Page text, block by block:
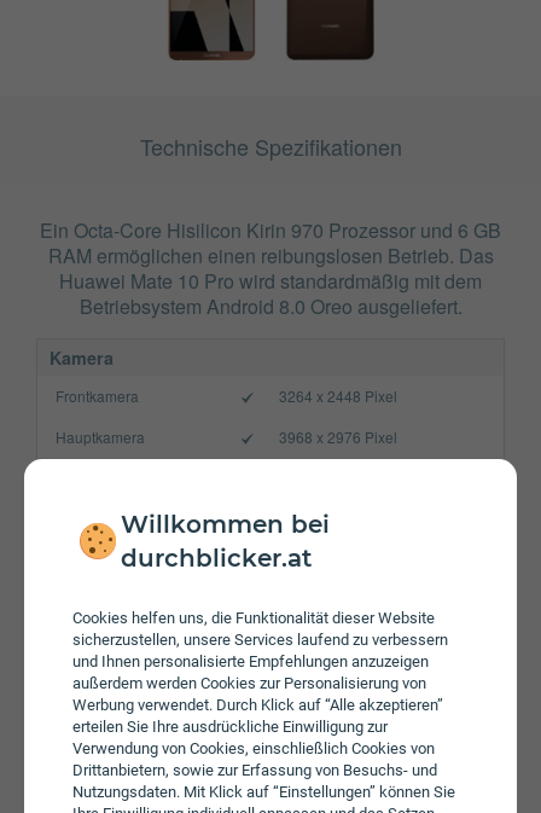
Willkommen bei
durchblicker.at
Cookies helfen uns, die Funktionalität dieser Website
sicherzustellen, unsere Services laufend zu verbessern
und Ihnen personalisierte Empfehlungen anzuzeigen
außerdem werden Cookies zur Personalisierung von
Werbung verwendet. Durch Klick auf “Alle akzeptieren”
erteilen Sie Ihre ausdrückliche Einwilligung zur
Verwendung von Cookies, einschließlich Cookies von
Drittanbietern, sowie zur Erfassung von Besuchs- und
Nutzungsdaten. Mit Klick auf “Einstellungen” können Sie
Technische Spezifikationen
Ein Octa-Core Hisilicon Kirin 970 Prozessor und 6 GB
RAM ermöglichen einen reibungslosen Betrieb. Das
Huawei Mate 10 Pro wird standardmäßig mit dem
Betriebsystem Android 8.0 Oreo ausgeliefert.
Kamera
Frontkamera
3264 x 2448 Pixel
Hauptkamera
3968 x 2976 Pixel
4.2
NFC
Gerät
Akku
4000 mAh
Speicherkarte
Betriebssystem
Android 8.0 Oreo
Prozessor